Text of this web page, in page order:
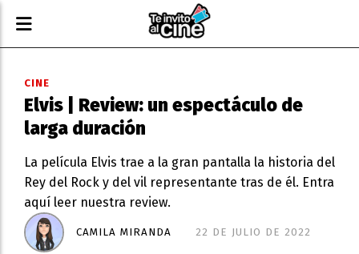
Elvis | Review: un espectáculo de
larga duración
La película Elvis trae a la gran pantalla la historia del
Rey del Rock y del vil representante tras de él. Entra
aquí leer nuestra review.
CINE
22 DE JULIO DE 2022
CAMILA MIRANDA